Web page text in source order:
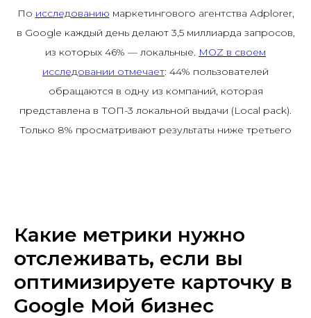
По исследованию маркетингового агентства Adplorer,
в Google каждый день делают 3,5 миллиарда запросов,
из которых 46% — локальные. MOZ в своем
исследовании отмечает: 44% пользователей
обращаются в одну из компаний, которая
представлена в ТОП-3 локальной выдачи (Local pack).
Только 8% просматривают результаты ниже третьего
Какие метрики нужно
отслеживать, если вы
оптимизируете карточку в
Google Мой бизнес